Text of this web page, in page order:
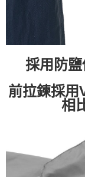
採用防
前拉鍊採用
相